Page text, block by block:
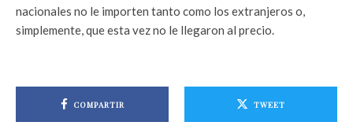
nacionales no le importen tanto como los extranjeros o,
simplemente, que esta vez no le llegaron al precio.
COMPARTIR TWEET